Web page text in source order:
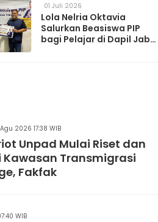
01 Juli 2026
Lola Nelria Oktavia
Salurkan Beasiswa PIP
bagi Pelajar di Dapil Jabar
2026 17:38 WIB
Unpad Mulai Riset dan
Transmigrasi
Fakfak
WIB